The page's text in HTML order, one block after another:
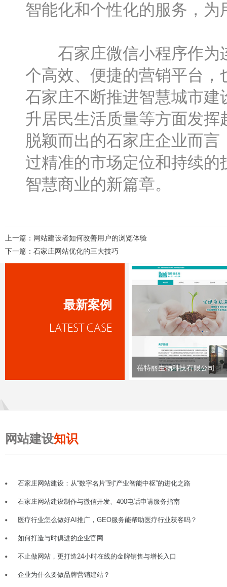
智能化和个性化的服务，
石家庄微信小程序作为
个高效、便捷的营销平台
石家庄不断推进智慧城市
升居民生活质量等方面发
脱颖而出的石家庄企业而
过精准的市场定位和持续
智慧商业的新篇章。
上一篇： 网站建设者如何改善用户的浏览体验
下一篇： 石家庄网站优化的三大技巧
最新案例
蓓特丽生物科技有限公司
网站建设知识
石家庄网站建设：从“数字名片”到“产业智能中枢”的进化之路
石家庄网站建设制作与微信开发、400电话申请服务指南
医疗行业怎么做好AI推广，GEO服务能帮助医疗行业获客吗？
如何打造与时俱进的企业官网
不止做网站，更打造24小时在线的金牌销售与增长入口
企业为什么要做品牌营销建站？